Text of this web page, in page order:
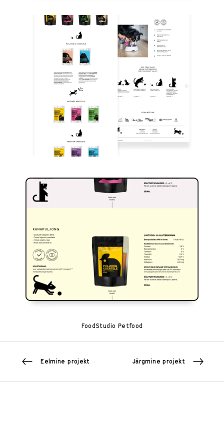
FoodStudio Petfood
Eelmine projekt Järgmine projekt